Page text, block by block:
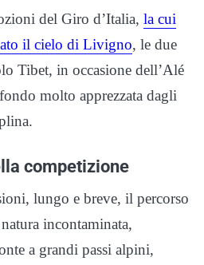
del Giro d’Italia, la cui
il cielo di Livigno, le due
Tibet, in occasione dell’Alé
molto apprezzata dagli
competizione
lungo e breve, il percorso
incontaminata,
a grandi passi alpini,